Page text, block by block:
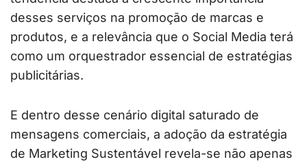
desses serviços na promoção de marcas e
produtos, e a relevância que o Social Media terá
como um orquestrador essencial de estratégias
publicitárias.
E dentro desse cenário digital saturado de
mensagens comerciais, a adoção da estratégia
de Marketing Sustentável revela-se não apenas